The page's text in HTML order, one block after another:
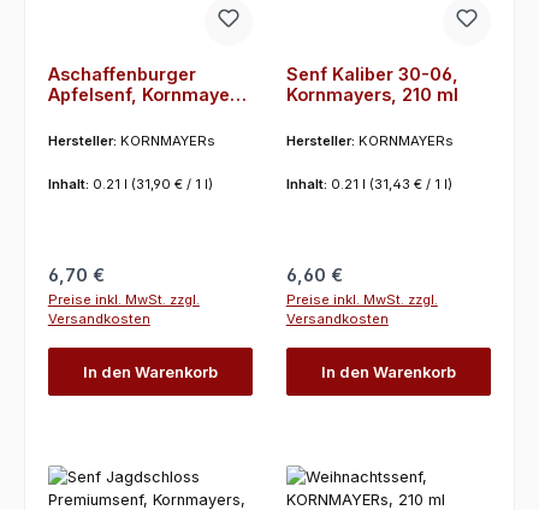
Aschaffenburger
Apfelsenf, Kornmayers,
Hersteller: KORNMAYERs
Inhalt: 0.21 l (31,90 € / 1 l)
Regulärer Preis:
6,70 €
Preise inkl. MwSt. zzgl.
Versandkosten
In den Warenkorb
Senf Kaliber 30-06,
Kornmayers, 210 ml
Hersteller: KORNMAYERs
Inhalt: 0.21 l (31,43 € / 1 l)
Regulärer Preis:
6,60 €
Preise inkl. MwSt. zzgl.
Versandkosten
In den Warenkorb